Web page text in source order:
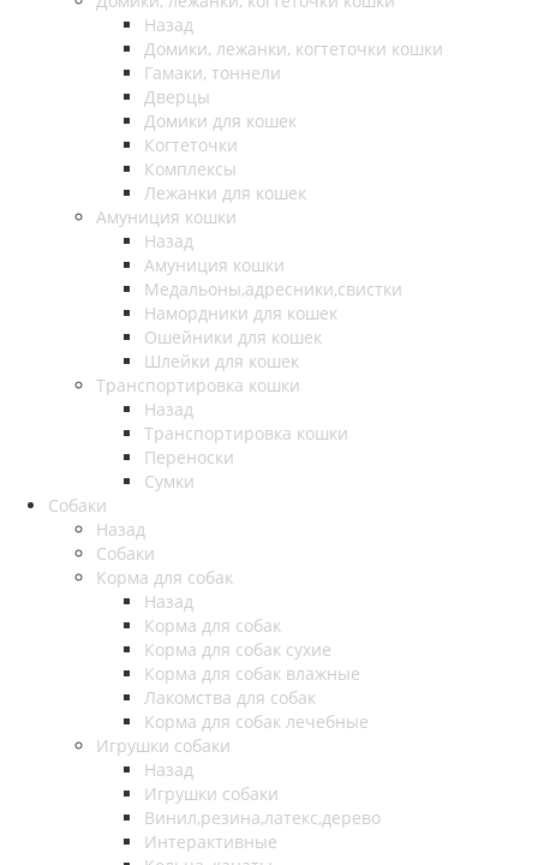
Назад
Домики, лежанки, когтеточки кошки
Гамаки, тоннели
Дверцы
Домики для кошек
Когтеточки
Комплексы
Лежанки для кошек
Амуниция кошки
Назад
Амуниция кошки
Медальоны,адресники,свистки
Намордники для кошек
Ошейники для кошек
Шлейки для кошек
Транспортировка кошки
Назад
Транспортировка кошки
Переноски
Сумки
Собаки
Назад
Собаки
Корма для собак
Назад
Корма для собак
Корма для собак сухие
Корма для собак влажные
Лакомства для собак
Корма для собак лечебные
Игрушки собаки
Назад
Игрушки собаки
Винил,резина,латекс,дерево
Интерактивные